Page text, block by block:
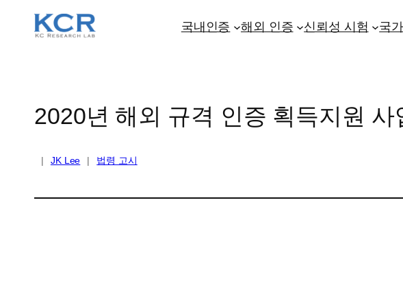
국내인증 해외 인증 신뢰성 시험 국
2020년 해외 규격 인증 획득지원 사
| JK Lee | 법령 고시